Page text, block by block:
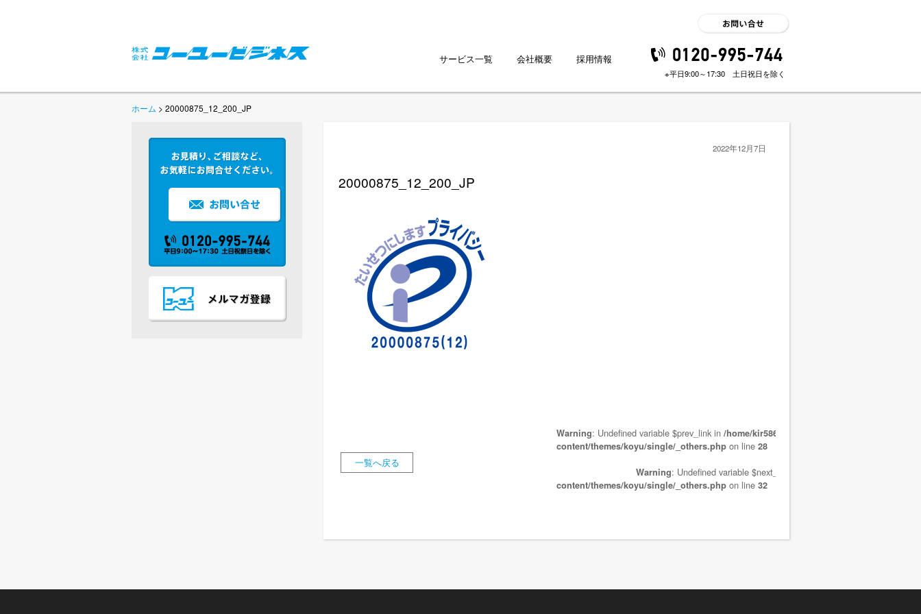
サービス一覧 会社概要 採用情報
※平日9:00～17:30 土日祝日を除く
ホーム > 20000875_12_200_JP
2022年12月7日
20000875_12_200_JP
Warning: Undefined variable $prev_link in /home/kir586889/public_html/wp-koyuhp/wp-
content/themes/koyu/single/_others.php on line 28
一覧へ戻る
Warning: Undefined variable $next_link in
content/themes/koyu/single/_others.php on line 32